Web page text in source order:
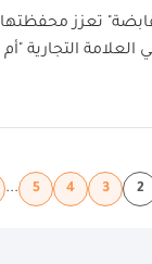
تعزز محفظتها
العلامة التجارية
2
3
4
5
...